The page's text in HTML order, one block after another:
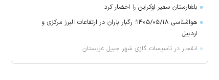
بلغارستان سفیر اوکراین را احضار کرد
هواشناسی ۱۴۰۵/۰۵/۱۸؛ رگبار باران در ارتفاعات البرز مرکزی و
اردبیل
انفجار در تاسیسات گازی شهر جبیل عربستان